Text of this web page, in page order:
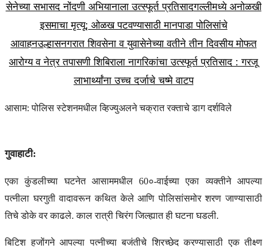
सेनेच्या सभासद नोंदणी अभियानाला उत्स्फूर्त प्रतिसादगल्लीमध्ये अनोळखी
इसमाचा मृत्यू; ओळख पटवण्यासाठी मानपाडा पोलिसांचे
आवाहनउल्हासनगरात शिवसेना व युवासेनेच्या वतीने तीन दिवसीय मोफत
आरोग्य व नेत्र तपासणी शिबिराला नागरिकांचा उत्स्फूर्त प्रतिसाद : गरजू
लाभार्थ्यांना उच्च दर्जाचे चष्मे वाटप
आसाम: पोलिस स्टेशनमधील व्हिज्युअलने चक्रात रक्ताचे डाग दर्शविले
गुवाहाटी:
एका कुंडलीच्या घटनेत आसाममधील 60०-वाईच्या एका व्यक्तीने आपल्या
पत्नीला घरगुती वादावरून कथित केले आणि पोलिसांसमोर शरण जाण्यासाठी
तिचे डोके वर काढले. काल रात्री चिरंग जिल्ह्यात ही घटना घडली.
बिटिश हजोंगने आपल्या पत्नीच्या बजंतीचे शिरच्छेद करण्यासाठी एक तीक्ष्ण